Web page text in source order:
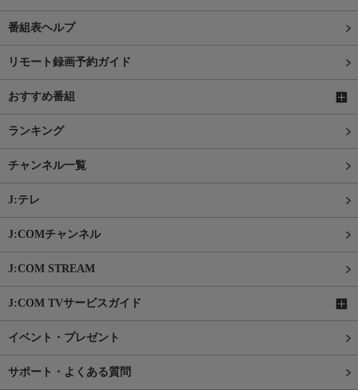
番組表ヘルプ
リモート録画予約ガイド
おすすめ番組
ランキング
チャンネル一覧
J:テレ
J:COMチャンネル
J:COM STREAM
J:COM TVサービスガイド
イベント・プレゼント
サポート・よくある質問